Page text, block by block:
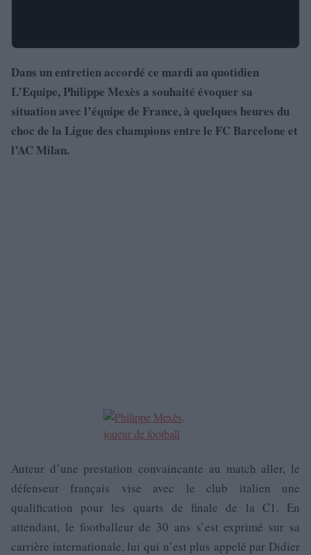
Dans un entretien accordé ce mardi au quotidien
L’Equipe, Philippe Mexès a souhaité évoquer sa
situation avec l’équipe de France, à quelques heures du
choc de la Ligue des champions entre le FC Barcelone et
l’AC Milan.
Auteur d’une prestation convaincante au match aller, le
défenseur français vise avec le club italien une
qualification pour les quarts de finale de la C1. En
attendant, le footballeur de 30 ans s’est exprimé sur sa
carrière internationale, lui qui n’est plus appelé par Didier